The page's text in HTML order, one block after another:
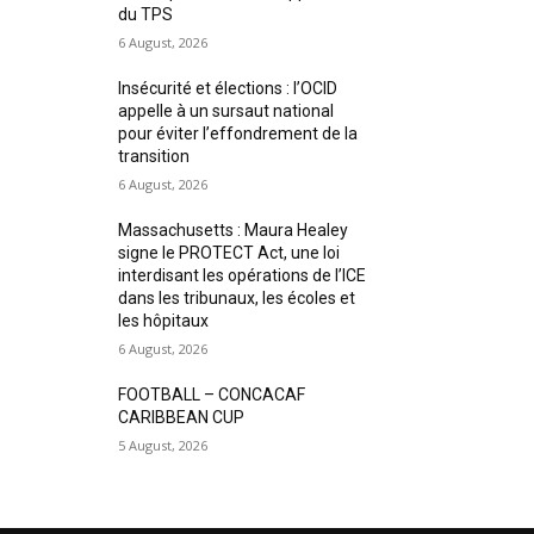
du TPS
6 August, 2026
Insécurité et élections : l’OCID
appelle à un sursaut national
pour éviter l’effondrement de la
transition
6 August, 2026
Massachusetts : Maura Healey
signe le PROTECT Act, une loi
interdisant les opérations de l’ICE
dans les tribunaux, les écoles et
les hôpitaux
6 August, 2026
FOOTBALL – CONCACAF
CARIBBEAN CUP
5 August, 2026